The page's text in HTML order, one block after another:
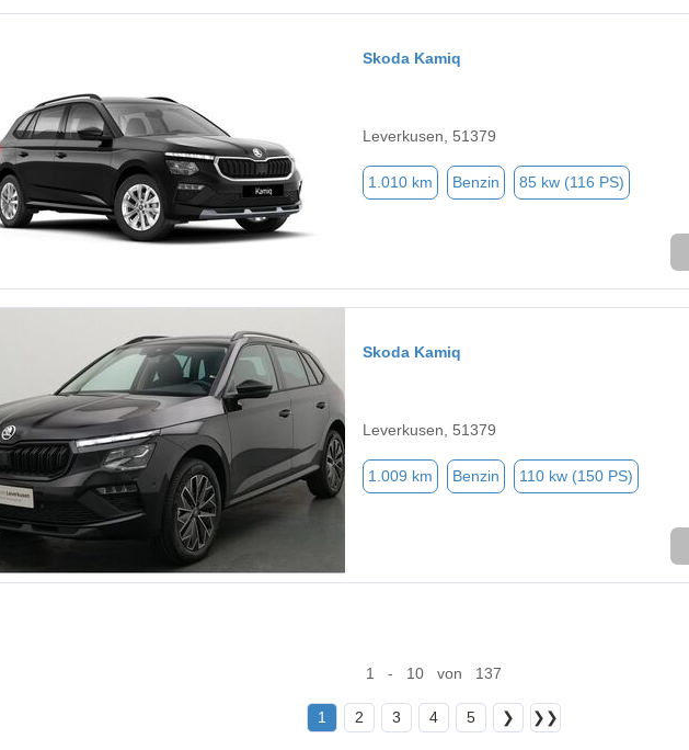
Skoda Kamiq
Leverkusen, 51379
1.010 km Benzin 85 kw (116 PS)
Skoda Kamiq
Leverkusen, 51379
1.009 km Benzin 110 kw (150 PS)
1 - 10 von 137
1 2 3 4 5 ❯ ❯❯